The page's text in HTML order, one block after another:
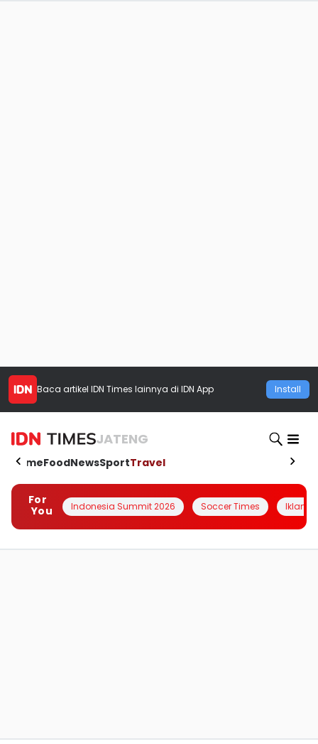
Baca artikel IDN Times lainnya di IDN App Install
JATENG
HomeFoodNewsSportTravel
For
You
Indonesia Summit 2026 Soccer Times Iklanin